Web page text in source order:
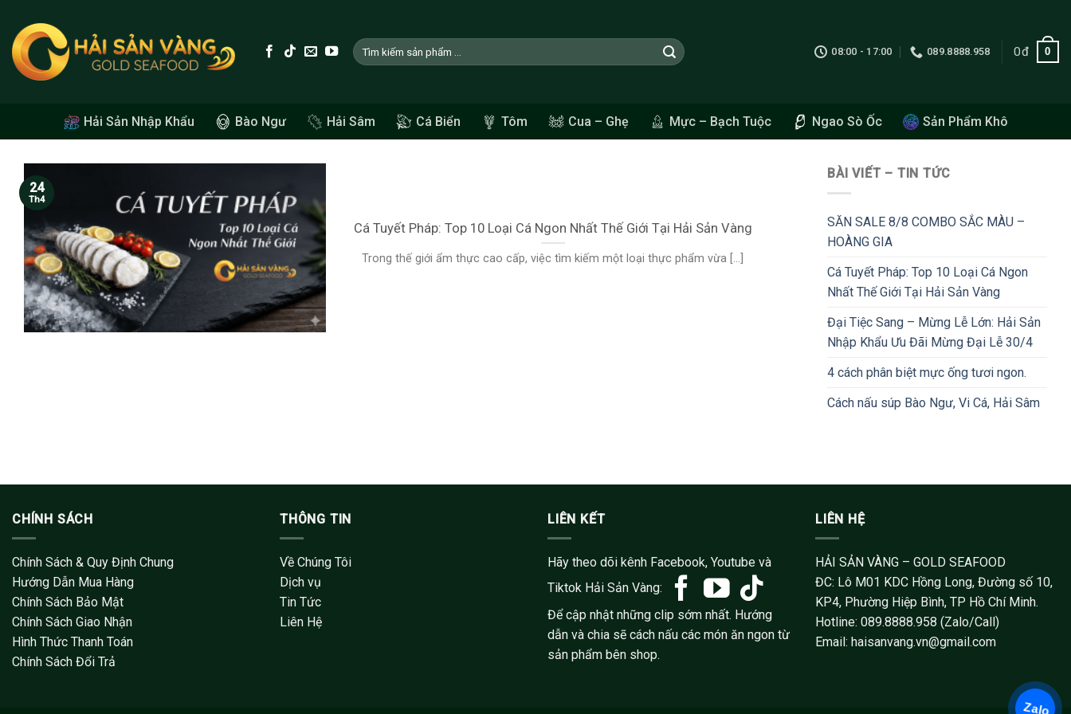
content
Tìm
kiếm:
08:00 - 17:00 089.8888.958 0đ 0
Hải Sản Nhập Khẩu Bào Ngư Hải Sâm Cá Biển Tôm Cua – Ghẹ Mực – Bạch Tuộc Ngao Sò Ốc Sản Phẩm Khô
Cá Tuyết Pháp: Top 10 Loại Cá Ngon Nhất Thế Giới Tại Hải Sản Vàng
Trong thế giới ẩm thực cao cấp, việc tìm kiếm một loại thực phẩm vừa [...]
24
Th4
BÀI VIẾT – TIN TỨC
SĂN SALE 8/8 COMBO SẮC MÀU –
HOÀNG GIA
Cá Tuyết Pháp: Top 10 Loại Cá Ngon
Nhất Thế Giới Tại Hải Sản Vàng
Đại Tiệc Sang – Mừng Lễ Lớn: Hải Sản
Nhập Khẩu Ưu Đãi Mừng Đại Lễ 30/4
4 cách phân biệt mực ống tươi ngon.
Cách nấu súp Bào Ngư, Vi Cá, Hải Sâm
CHÍNH SÁCH
Chính Sách & Quy Định Chung
Hướng Dẫn Mua Hàng
Chính Sách Bảo Mật
Chính Sách Giao Nhận
Hình Thức Thanh Toán
Chính Sách Đổi Trả
THÔNG TIN
Về Chúng Tôi
Dịch vụ
Tin Tức
Liên Hệ
LIÊN KẾT
Hãy theo dõi kênh Facebook, Youtube và
Tiktok Hải Sản Vàng:
Để cập nhật những clip sớm nhất. Hướng
dẫn và chia sẽ cách nấu các món ăn ngon từ
sản phẩm bên shop.
LIÊN HỆ
HẢI SẢN VÀNG – GOLD SEAFOOD
ĐC: Lô M01 KDC Hồng Long, Đường số 10,
KP4, Phường Hiệp Bình, TP Hồ Chí Minh.
Hotline: 089.8888.958 (Zalo/Call)
Email: haisanvang.vn@gmail.com
Zalo